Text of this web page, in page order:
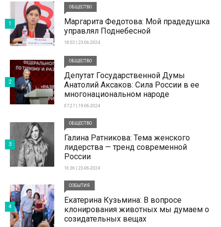
ОБЩЕСТВО
Маргарита Федотова: Мой прадедушка
управлял Поднебесной
18:03 | 23-06-2024
1
ОБЩЕСТВО
Депутат Государственной Думы
Анатолий Аксаков: Сила России в ее
многонациональном народе
07:27 | 19-06-2024
2
ОБЩЕСТВО
Галина Ратникова: Тема женского
лидерства — тренд современной
России
16:36 | 23-06-2024
3
СОБЫТИЯ
Екатерина Кузьмина: В вопросе
клонирования животных мы думаем о
созидательных вещах
4